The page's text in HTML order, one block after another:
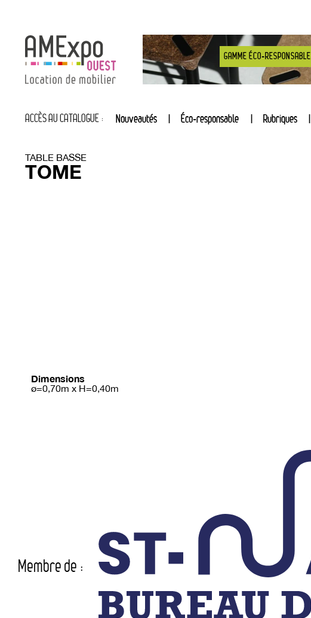
GAMME ÉCO-RESPONSABLE
ACCÈS AU CATALOGUE : Nouveautés Éco-responsable Rubriques
TABLE BASSE
TOME
Dimensions
ø=0,70m x H=0,40m
Membre de :